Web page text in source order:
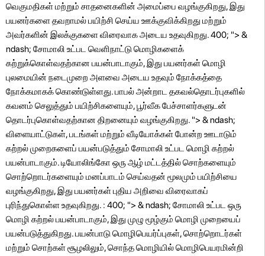
வெகுமதிகள் மற்றும் சாதனைகளின் அமைப்பை வழங்குகிறது, இது
பயனர்களை தவறாமல் பயிற்சி செய்ய ஊக்குவிக்கிறது மற்றும்
அவர்களின் இலக்குகளை விரைவாக அடைய உதவுகிறது. 400; "> &
ndash; சோமாலி உட்பட வெளிநாட்டு மொழிகளைக்
கற்றுக்கொள்வதற்கான பயன்பாடாகும், இது பயனர்கள் மொழி
புலமையின் நடைமுறை அளவை அடைய உதவும் நோக்கத்தை
நோக்கமாகக் கொண்டுள்ளது. பாபல் அன்றாட தகவல்தொடர்புகளில்
கவனம் செலுத்தும் பயிற்சிகளையும், பூர்வீக பேச்சாளர்களுடன்
தொடர்புகொள்வதற்கான திறனையும் வழங்குகிறது. "> & ndash;
விளையாட்டுகள், படங்கள் மற்றும் வீடியோக்கள் போன்ற ஊடாடும்
கற்றல் முறைகளைப் பயன்படுத்தும் சோமாலி உட்பட மொழி கற்றல்
பயன்பாடாகும். டியோலிங்கோ ஒரு ஆழ் மட்டத்தில் சொற்களையும்
சொற்றொடர்களையும் மனப்பாடம் செய்வதன் மூலமும் பயிற்சியை
வழங்குகிறது, இது பயனர்கள் புதிய அறிவை விரைவாகப்
புரிந்துகொள்ள உதவுகிறது. : 400; "> & ndash; சோமாலி உட்பட ஒரு
மொழி கற்றல் பயன்பாடாகும், இது முழு மூழ்கும் மொழி முறையைப்
பயன்படுத்துகிறது. பயன்பாடு மொழிபெயர்ப்புகள், சொற்றொடர்கள்
மற்றும் சொற்கள் சூழலிலும், சொந்த மொழியில் மொழிபெயரமின்றி